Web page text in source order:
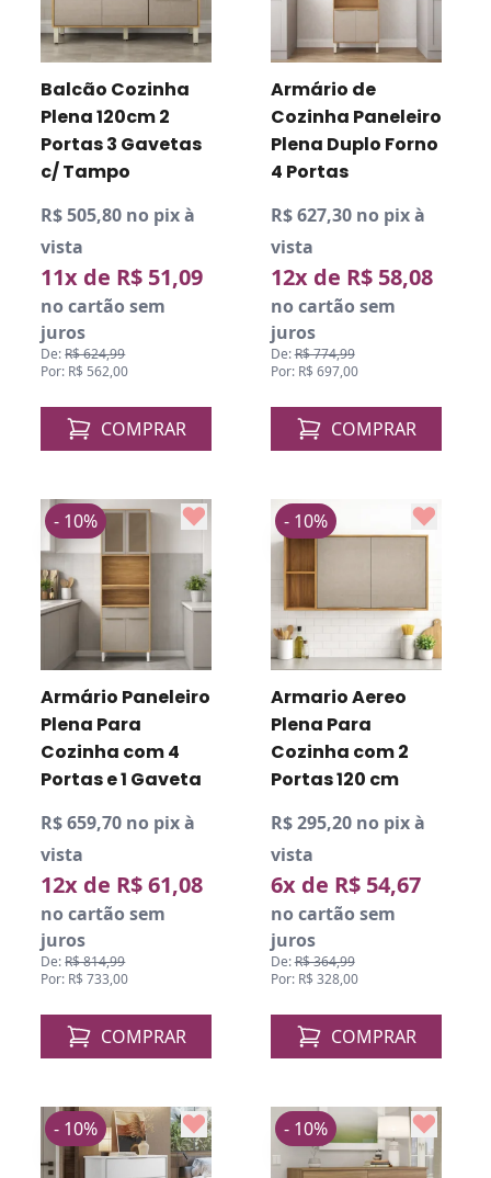
Balcão Cozinha
Plena 120cm 2
Portas 3 Gavetas
c/ Tampo
R$ 505,80 no pix à
vista
11x de R$ 51,09
no cartão sem
juros
De:R$ 624,99
Por: R$ 562,00
COMPRAR
Armário de
Cozinha Paneleiro
Plena Duplo Forno
4 Portas
R$ 627,30 no pix à
vista
12x de R$ 58,08
no cartão sem
juros
De:R$ 774,99
Por: R$ 697,00
COMPRAR
Armário Paneleiro
Plena Para
Cozinha com 4
Portas e 1 Gaveta
R$ 659,70 no pix à
vista
12x de R$ 61,08
no cartão sem
juros
De:R$ 814,99
Por: R$ 733,00
- 10%
COMPRAR
Armario Aereo
Plena Para
Cozinha com 2
Portas 120 cm
R$ 295,20 no pix à
vista
6x de R$ 54,67
no cartão sem
juros
De:R$ 364,99
Por: R$ 328,00
- 10%
COMPRAR
- 10% - 10%